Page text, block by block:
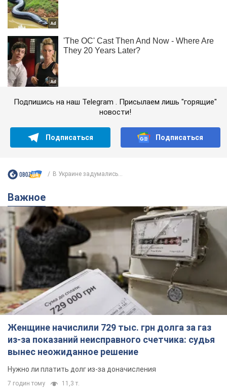
Подпишись на наш Telegram . Присылаем лишь "горящие"
новости!
Подписаться Подписаться
В Украине задумались...
Важное
Женщине начислили 729 тыс. грн долга за газ
из-за показаний неисправного счетчика: судья
вынес неожиданное решение
Нужно ли платить долг из-за доначисления
7 годин тому 11,3 т.